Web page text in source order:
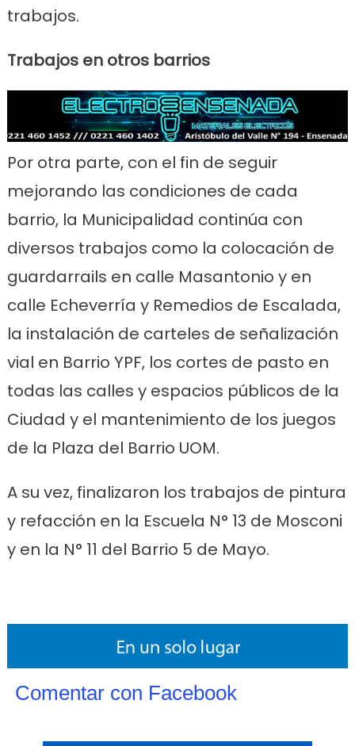
trabajos.
Trabajos en otros barrios
Por otra parte, con el fin de seguir
mejorando las condiciones de cada
barrio, la Municipalidad continúa con
diversos trabajos como la colocación de
guardarrails en calle Masantonio y en
calle Echeverría y Remedios de Escalada,
la instalación de carteles de señalización
vial en Barrio YPF, los cortes de pasto en
todas las calles y espacios públicos de la
Ciudad y el mantenimiento de los juegos
de la Plaza del Barrio UOM.
A su vez, finalizaron los trabajos de pintura
y refacción en la Escuela N° 13 de Mosconi
y en la N° 11 del Barrio 5 de Mayo.
Comentar con Facebook